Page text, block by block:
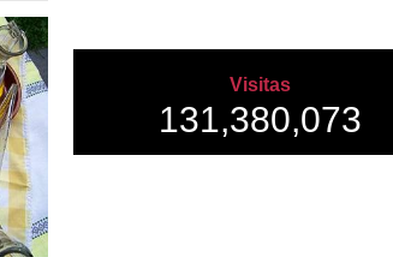
Visitas
131,380,073